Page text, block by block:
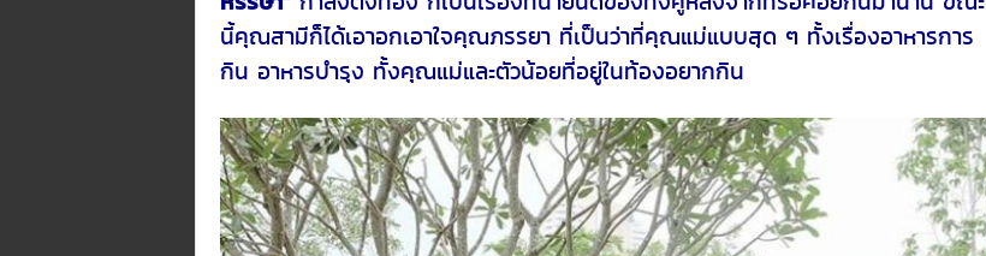
นี้คุณสามีก็ได้เอาอกเอาใจคุณภรรยา ที่เป็นว่าที่คุณแม่แบบสุด ๆ ทั้งเรื่องอาหารการ
กิน อาหารบำรุง ทั้งคุณแม่และตัวน้อยที่อยู่ในท้องอยากกิน